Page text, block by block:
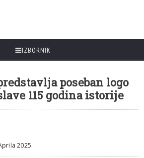
IZBORNIK
poseban logo
115 godina istorije
2025.